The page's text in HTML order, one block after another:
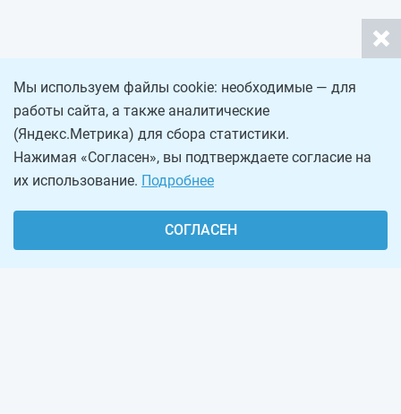
Мы используем файлы cookie: необходимые — для
работы сайта, а также аналитические
(Яндекс.Метрика) для сбора статистики.
Нажимая «Согласен», вы подтверждаете согласие на
их использование. Подробнее
СОГЛАСЕН